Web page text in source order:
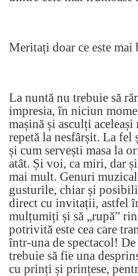
Meritați doar ce este mai
La nuntă nu trebuie să
impresia, în niciun
mașină și asculți
repetă la nesfârșit. La fel
și cum servești masa la
atât. Și voi, ca miri, dar
mai mult. Genuri
gusturile, chiar și
direct cu invitații, astfel
mulțumiți și să „rupă”
potrivită este cea care
într-una de spectacol! De
trebuie să fie una
cu prinți și prințese,